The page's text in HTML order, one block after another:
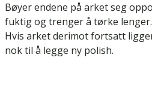
Bøyer endene på arket seg
fuktig og trenger å tørke lenger.
Hvis arket derimot fortsatt
nok til å legge ny polish.